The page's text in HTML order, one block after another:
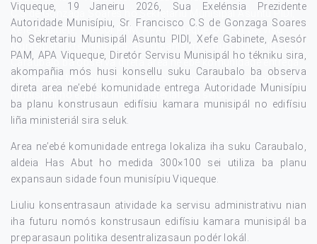
C.S de Gonzaga Soares ho Sekretariu Munisipál Asuntu PIDI,
Xefe Gabinete, Asesór PAM, APA Viqueque, Diretór Servisu
Munisipál ho tékniku sira, akompañia mós husi konsellu suku
Caraubalo ba observa direta area ne’ebé komunidade entrega
Autoridade Munisípiu ba planu konstrusaun edifísiu kamara
munisipál no edifísiu liña ministeriál sira seluk.
Viqueque, 19 Janeiru 2026, Sua Exelénsia Prezidente
Autoridade Munisípiu, Sr. Francisco C.S de Gonzaga Soares
ho Sekretariu Munisipál Asuntu PIDI, Xefe Gabinete, Asesór
PAM, APA Viqueque, Diretór Servisu Munisipál ho tékniku sira,
akompañia mós husi konsellu suku Caraubalo ba observa
direta area ne’ebé komunidade entrega Autoridade Munisípiu
ba planu konstrusaun edifísiu kamara munisipál no edifísiu
liña ministeriál sira seluk.
Area ne’ebé komunidade entrega lokaliza iha suku Caraubalo,
aldeia Has Abut ho medida 300×100 sei utiliza ba planu
expansaun sidade foun munisípiu Viqueque.
Liuliu konsentrasaun atividade ka servisu administrativu nian
iha futuru nomós konstrusaun edifísiu kamara munisipál ba
preparasaun politika desentralizasaun podér lokál.